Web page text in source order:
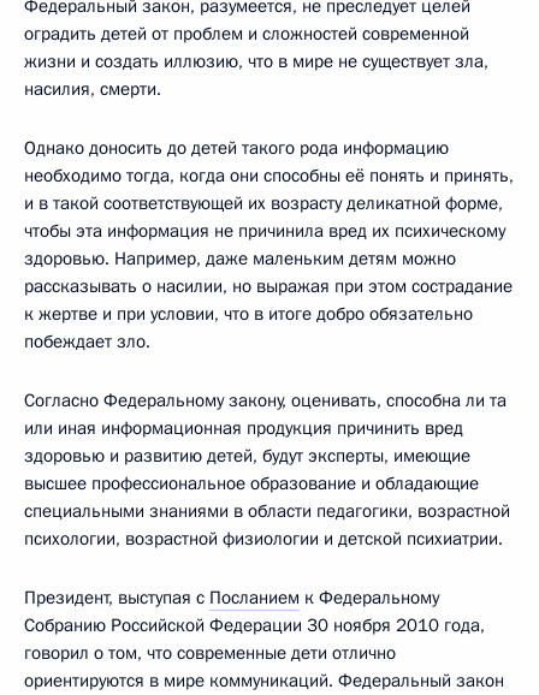
Федеральный закон, разумеется, не преследует целей
оградить детей от проблем и сложностей современной
жизни и создать иллюзию, что в мире не существует зла,
насилия, смерти.
Однако доносить до детей такого рода информацию
необходимо тогда, когда они способны её понять и принять,
и в такой соответствующей их возрасту деликатной форме,
чтобы эта информация не причинила вред их психическому
здоровью. Например, даже маленьким детям можно
рассказывать о насилии, но выражая при этом сострадание
к жертве и при условии, что в итоге добро обязательно
побеждает зло.
Согласно Федеральному закону, оценивать, способна ли та
или иная информационная продукция причинить вред
здоровью и развитию детей, будут эксперты, имеющие
высшее профессиональное образование и обладающие
специальными знаниями в области педагогики, возрастной
психологии, возрастной физиологии и детской психиатрии.
Президент, выступая с Посланием к Федеральному
Собранию Российской Федерации 30 ноября 2010 года,
говорил о том, что современные дети отлично
ориентируются в мире коммуникаций. Федеральный закон